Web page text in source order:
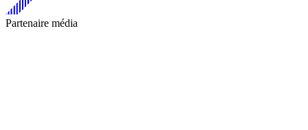
Partenaire média